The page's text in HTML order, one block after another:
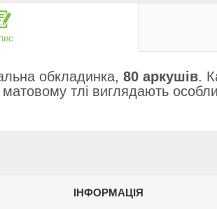
обкладинка, 80 аркушів.
тлі виглядають
ІНФОРМАЦІЯ